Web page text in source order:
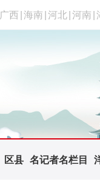
广西 海南 河北 河南
区县 名记者名栏目